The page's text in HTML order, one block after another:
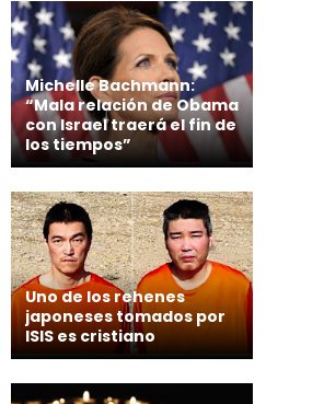
Michelle Bachmann:
“Mala relación de Obama
con Israel traerá el fin de
los tiempos”
Uno de los rehenes
japoneses tomados por
ISIS es cristiano